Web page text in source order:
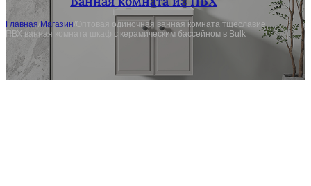
Главная/Магазин Оптовая одиночная ванная комната тщеславие,
ПВХ ванная комната шкаф с керамическим бассейном в Bulk